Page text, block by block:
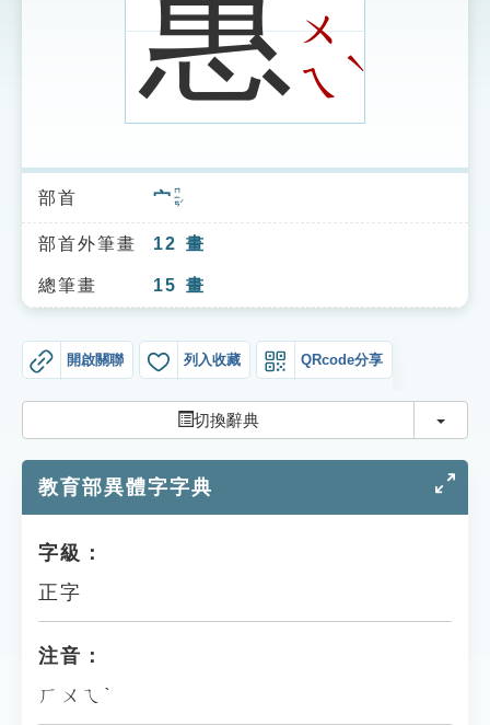
索引選單
知識索引
單字索引
遊戲專區
教學應用
貓頭鷹博士
ㄨ
ㄟ
ˋ
部首 宀 ㄇㄧㄢˊ
部首外筆畫 12 畫
總筆畫 15 畫
開啟關聯 列入收藏 QRcode分享
切換辭典 切換
教育部異體字字典
字級：
正字
注音：
ㄏㄨㄟˋ